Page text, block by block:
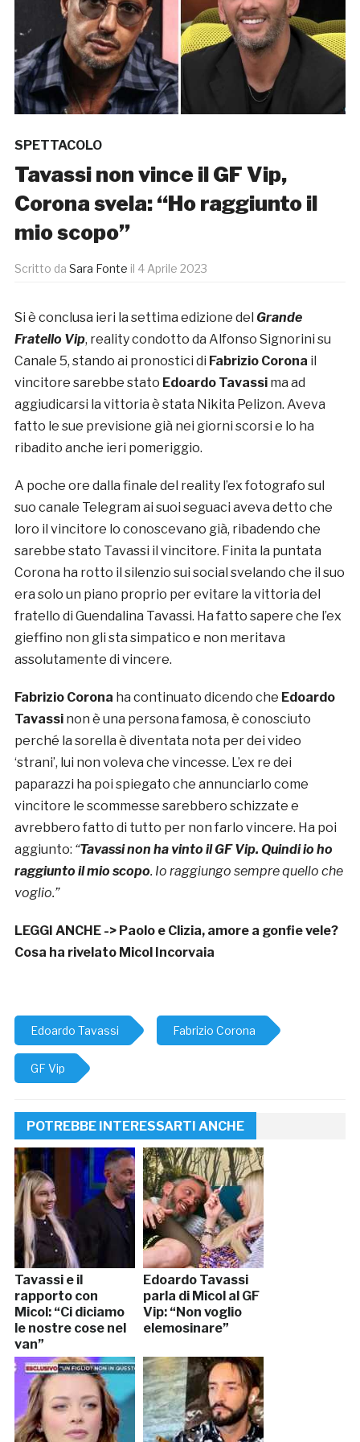
SPETTACOLO
Tavassi non vince il GF Vip,
Corona svela: “Ho raggiunto il
mio scopo”
Scritto da Sara Fonte il 4 Aprile 2023
Si è conclusa ieri la settima edizione del Grande
Fratello Vip, reality condotto da Alfonso Signorini su
Canale 5, stando ai pronostici di Fabrizio Corona il
vincitore sarebbe stato Edoardo Tavassi ma ad
aggiudicarsi la vittoria è stata Nikita Pelizon. Aveva
fatto le sue previsione già nei giorni scorsi e lo ha
ribadito anche ieri pomeriggio.
A poche ore dalla finale del reality l’ex fotografo sul
suo canale Telegram ai suoi seguaci aveva detto che
loro il vincitore lo conoscevano già, ribadendo che
sarebbe stato Tavassi il vincitore. Finita la puntata
Corona ha rotto il silenzio sui social svelando che il suo
era solo un piano proprio per evitare la vittoria del
fratello di Guendalina Tavassi. Ha fatto sapere che l’ex
gieffino non gli sta simpatico e non meritava
assolutamente di vincere.
Fabrizio Corona ha continuato dicendo che Edoardo
Tavassi non è una persona famosa, è conosciuto
perché la sorella è diventata nota per dei video
‘strani’, lui non voleva che vincesse. L’ex re dei
paparazzi ha poi spiegato che annunciarlo come
vincitore le scommesse sarebbero schizzate e
avrebbero fatto di tutto per non farlo vincere. Ha poi
aggiunto: “Tavassi non ha vinto il GF Vip. Quindi io ho
raggiunto il mio scopo. Io raggiungo sempre quello che
voglio.”
LEGGI ANCHE -> Paolo e Clizia, amore a gonfie vele?
Cosa ha rivelato Micol Incorvaia
Edoardo Tavassi Fabrizio Corona
GF Vip
POTREBBE INTERESSARTI ANCHE
Tavassi e il
rapporto con
Micol: “Ci diciamo
le nostre cose nel
van”
Edoardo Tavassi
parla di Micol al GF
Vip: “Non voglio
elemosinare”